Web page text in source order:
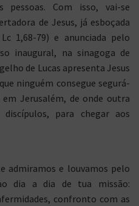
Com isso, vai-se
de Jesus, já esboçada
1,68-79) e anunciada pelo
inaugural, na sinagoga de
de Lucas apresenta Jesus
ninguém consegue segurá-
Jerusalém, de onde outra
para chegar aos
admiramos e louvamos pelo
dia a dia de tua missão:
confronto com as